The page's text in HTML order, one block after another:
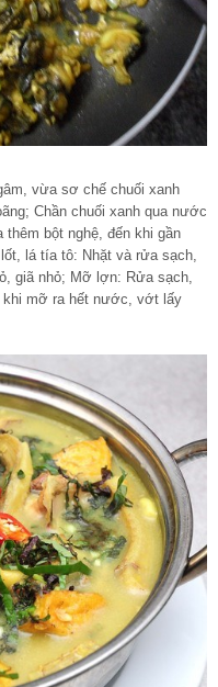
vừa sơ chế chuối xanh
Chần chuối xanh qua nước
bột nghệ, đến khi gần
lá tía tô: Nhặt và rửa sạch,
giã nhỏ; Mỡ lợn: Rửa sạch,
khi mỡ ra hết nước, vớt lấy